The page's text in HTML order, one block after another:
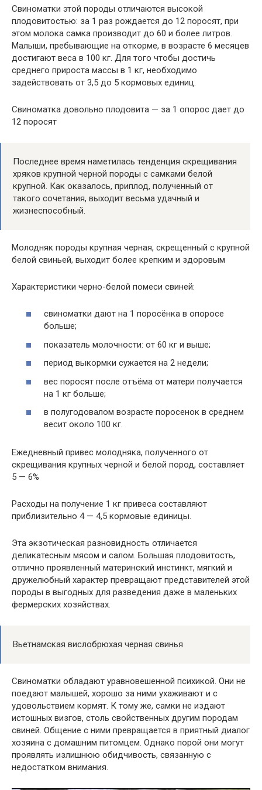
Свиноматки этой породы отличаются высокой
плодовитостью: за 1 раз рождается до 12 поросят, при
этом молока самка производит до 60 и более литров.
Малыши, пребывающие на откорме, в возрасте 6 месяцев
достигают веса в 100 кг. Для того чтобы достичь
среднего прироста массы в 1 кг, необходимо
задействовать от 3,5 до 5 кормовых единиц.
Свиноматка довольно плодовита — за 1 опорос дает до
12 поросят
Последнее время наметилась тенденция скрещивания
хряков крупной черной породы с самками белой
крупной. Как оказалось, приплод, полученный от
такого сочетания, выходит весьма удачный и
жизнеспособный.
Молодняк породы крупная черная, скрещенный с крупной
белой свиньей, выходит более крепким и здоровым
Характеристики черно-белой помеси свиней:
свиноматки дают на 1 поросёнка в опоросе
больше;
показатель молочности: от 60 кг и выше;
период выкормки сужается на 2 недели;
вес поросят после отъёма от матери получается
на 1 кг больше;
в полугодовалом возрасте поросенок в среднем
весит около 100 кг.
Ежедневный привес молодняка, полученного от
скрещивания крупных черной и белой пород, составляет
5 — 6%
Расходы на получение 1 кг привеса составляют
приблизительно 4 — 4,5 кормовые единицы.
Эта экзотическая разновидность отличается
деликатесным мясом и салом. Большая плодовитость,
отлично проявленный материнский инстинкт, мягкий и
дружелюбный характер превращают представителей этой
породы в выгодных для разведения даже в маленьких
фермерских хозяйствах.
Вьетнамская вислобрюхая черная свинья
Свиноматки обладают уравновешенной психикой. Они не
поедают малышей, хорошо за ними ухаживают и с
удовольствием кормят. К тому же, самки не издают
истошных визгов, столь свойственных другим породам
свиней. Общение с ними превращается в приятный диалог
хозяина с домашним питомцем. Однако порой они могут
проявлять излишнюю обидчивость, связанную с
недостатком внимания.